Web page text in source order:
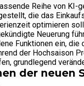
Reihe von KI-
die das
optimieren
Neuerung
Funktionen ein, die
der Hochsaison
grundlegend
der neuen